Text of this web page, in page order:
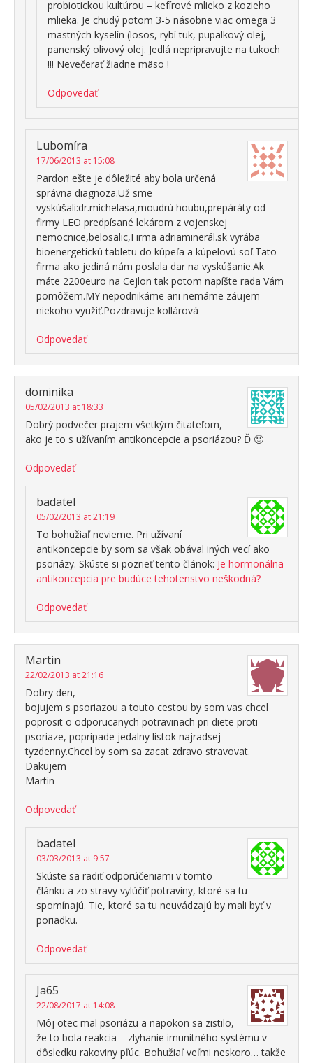
probiotickou kultúrou – kefírové mlieko z kozieho
mlieka. Je chudý potom 3-5 násobne viac omega 3
mastných kyselín (losos, rybí tuk, pupalkový olej,
panenský olivový olej. Jedlá nepripravujte na tukoch
!!! Nevečerať žiadne mäso !
Odpovedať
Lubomíra
17/06/2013 at 15:08
Pardon ešte je dôležité aby bola určená
správna diagnoza.Už sme
vyskúšali:dr.michelasa,moudrú houbu,prepáráty od
firmy LEO predpísané lekárom z vojenskej
nemocnice,belosalic,Firma adriaminerál.sk vyrába
bioenergetickú tabletu do kúpeľa a kúpelovú soľ.Tato
firma ako jediná nám poslala dar na vyskúšanie.Ak
máte 2200euro na Cejlon tak potom napíšte rada Vám
pomôžem.MY nepodnikáme ani nemáme záujem
niekoho využiť.Pozdravuje kollárová
Odpovedať
dominika
05/02/2013 at 18:33
Dobrý podvečer prajem všetkým čitateľom,
ako je to s užívaním antikoncepcie a psoriázou? Ď 🙂
Odpovedať
badatel
05/02/2013 at 21:19
To bohužiaľ nevieme. Pri užívaní
antikoncepcie by som sa však obával iných vecí ako
psoriázy. Skúste si pozrieť tento článok: Je hormonálna
antikoncepcia pre budúce tehotenstvo neškodná?
Odpovedať
Martin
22/02/2013 at 21:16
Dobry den,
bojujem s psoriazou a touto cestou by som vas chcel
poprosit o odporucanych potravinach pri diete proti
psoriaze, popripade jedalny listok najradsej
tyzdenny.Chcel by som sa zacat zdravo stravovat.
Dakujem
Martin
Odpovedať
badatel
03/03/2013 at 9:57
Skúste sa radiť odporúčeniami v tomto
článku a zo stravy vylúčiť potraviny, ktoré sa tu
spomínajú. Tie, ktoré sa tu neuvádzajú by mali byť v
poriadku.
Odpovedať
Ja65
22/08/2017 at 14:08
Môj otec mal psoriázu a napokon sa zistilo,
že to bola reakcia – zlyhanie imunitného systému v
dôsledku rakoviny pľúc. Bohužiaľ veľmi neskoro… takže